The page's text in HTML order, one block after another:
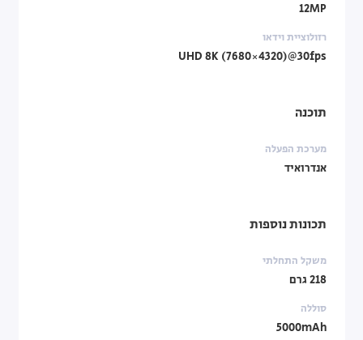
12MP
רזולוציית וידאו
UHD 8K (7680×4320)@30fps
תוכנה
מערכת הפעלה
אנדרואיד
תכונות נוספות
משקל התחלתי
218 גרם
סוללה
5000mAh